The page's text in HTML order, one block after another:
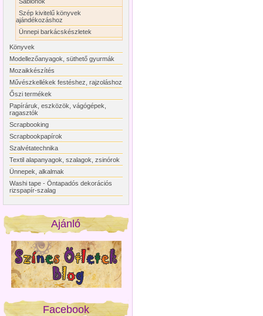
Szép kivitelű könyvek
ajándékozáshoz
Ünnepi barkácskészletek
Könyvek
Modellezőanyagok, süthető gyurmák
Mozaikkészítés
Művészkellékek festéshez, rajzoláshoz
Őszi termékek
Papíráruk, eszközök, vágógépek,
ragasztók
Scrapbooking
Scrapbookpapírok
Szalvétatechnika
Textil alapanyagok, szalagok, zsinórok
Ünnepek, alkalmak
Washi tape - Öntapadós dekorációs
rizspapír-szalag
Ajánló
Facebook